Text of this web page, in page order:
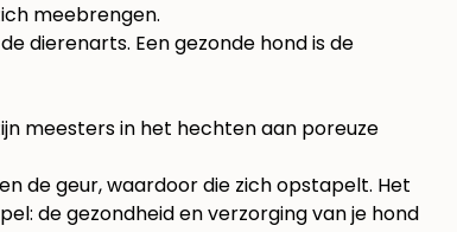
meebrengen.
dierenarts. Een gezonde hond is de
meesters in het hechten aan poreuze
de geur, waardoor die zich opstapelt. Het
degezondheid en verzorgingvan je hond